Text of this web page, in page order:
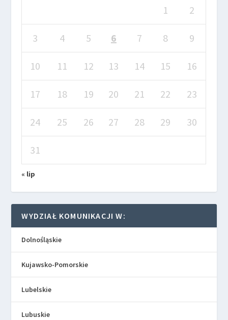
1 2
3 4 5 6 7 8 9
10 11 12 13 14 15 16
17 18 19 20 21 22 23
24 25 26 27 28 29 30
31
« lip
WYDZIAŁ KOMUNIKACJI W:
Dolnośląskie
Kujawsko-Pomorskie
Lubelskie
Lubuskie